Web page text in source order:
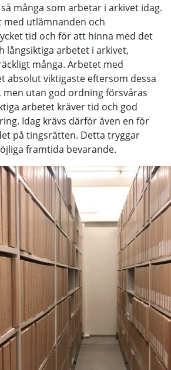
många som arbetar i arkivet idag.
med utlämnanden och
tid och för att hinna med det
långsiktiga arbetet i arkivet,
många. Arbetet med
absolut viktigaste eftersom dessa
men utan god ordning försvåras
arbetet kräver tid och god
Idag krävs därför även en för
på tingsrätten. Detta tryggar
framtida bevarande.